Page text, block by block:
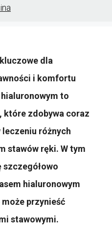
dla
i komfortu
to
które zdobywa coraz
różnych
stawów ręki. W tym
hialuronowym
przynieść
stawowymi.